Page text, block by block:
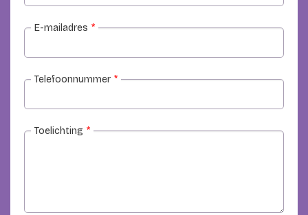
E-mailadres *
Telefoonnummer *
Toelichting *